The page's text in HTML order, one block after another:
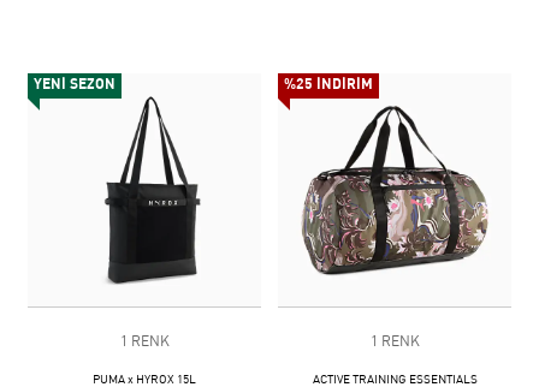
YENİ SEZON
1 RENK
PUMA x HYROX 15L
%25 İNDİRİM
1 RENK
ACTIVE TRAINING ESSENTIALS